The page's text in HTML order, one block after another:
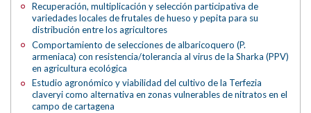
Recuperación, multiplicación y selección participativa de
variedades locales de frutales de hueso y pepita para su
distribución entre los agricultores
Comportamiento de selecciones de albaricoquero (P.
armeniaca) con resistencia/tolerancia al virus de la Sharka (PPV)
en agricultura ecológica
Estudio agronómico y viabilidad del cultivo de la Terfezia
claveryi como alternativa en zonas vulnerables de nitratos en el
campo de cartagena